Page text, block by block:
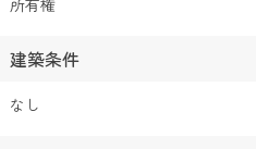
所有権
建築条件
なし